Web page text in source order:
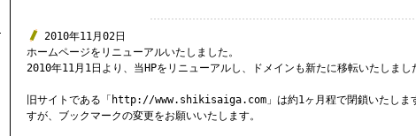
2010年11月02日
ホームページをリニューアルいたしました。
2010年11月1日より、当HPをリニューアルし、ドメインも新たに移転いたしまし
旧サイトである「http://www.shikisaiga.com」は約1ヶ月程で閉鎖いたしま
すが、ブックマークの変更をお願いいたします。